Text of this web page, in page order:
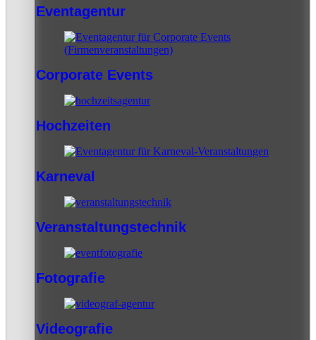
Eventagentur
Corporate Events
Hochzeiten
Karneval
Veranstaltungstechnik
Fotografie
Videografie